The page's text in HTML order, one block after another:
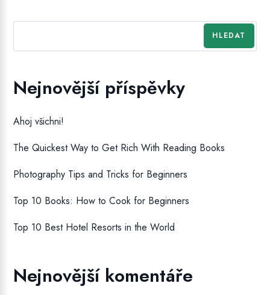
HLEDAT
Nejnovější příspěvky
Ahoj všichni!
The Quickest Way to Get Rich With Reading Books
Photography Tips and Tricks for Beginners
Top 10 Books: How to Cook for Beginners
Top 10 Best Hotel Resorts in the World
Nejnovější komentáře